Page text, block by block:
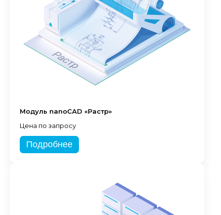
Модуль nanoCAD «Растр»
Цена по запросу
Подробнее